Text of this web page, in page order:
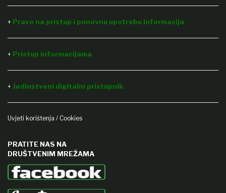
+ Pravo na pristup i ponovnu upotrebu informacija
+ Pristup informacijama
+ Jedinstveni digitalni pristupnik
Uvjeti korištenja / Cookies
PRATITE NAS NA
DRUŠTVENIM MREŽAMA